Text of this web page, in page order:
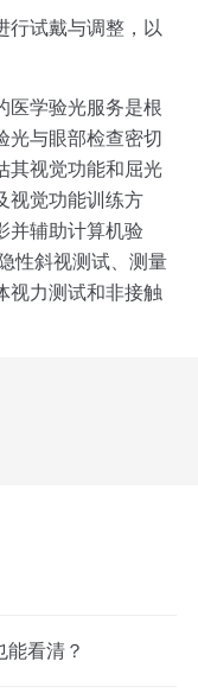
试戴与调整，以
学验光服务是根
光与眼部检查密切
其视觉功能和屈光
视觉功能训练方
并辅助计算机验
性斜视测试、测量
视力测试和非接触
能看清？